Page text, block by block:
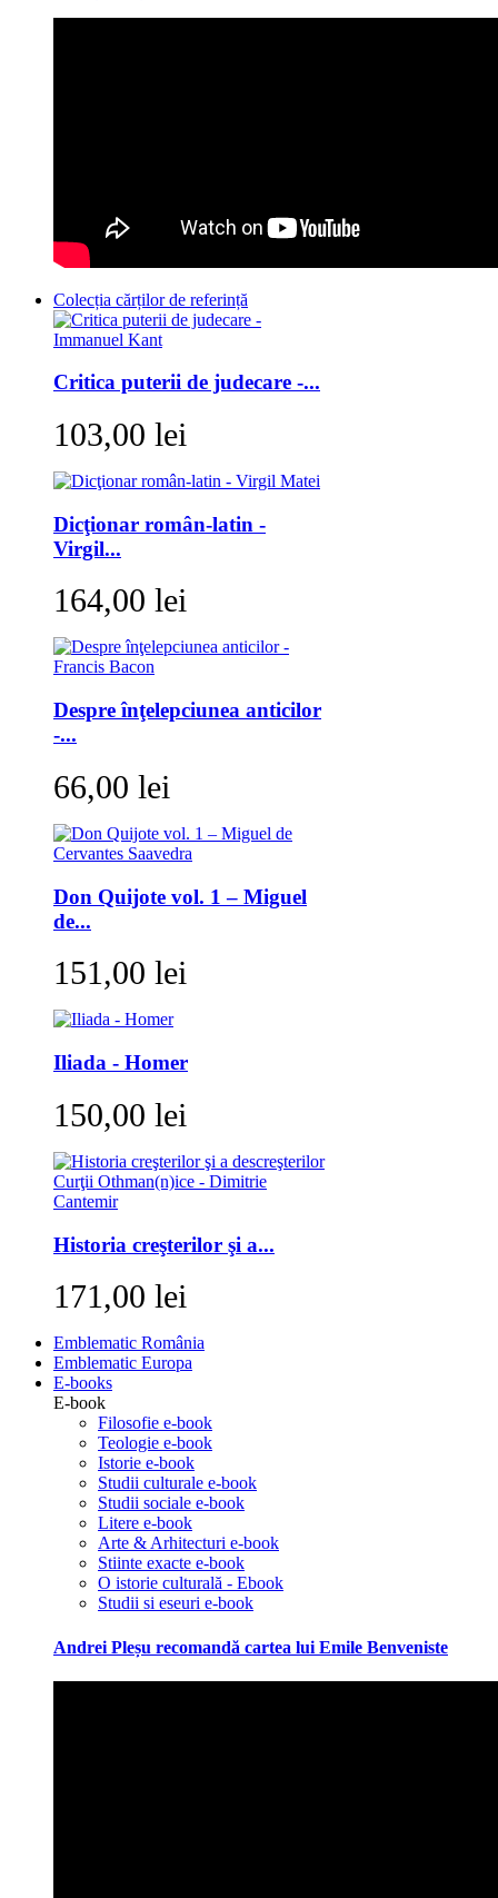
Colecția cărților de referință
Critica puterii de judecare -...
103,00 lei
Dicţionar român-latin -
Virgil...
164,00 lei
Despre înţelepciunea anticilor
-...
66,00 lei
Don Quijote vol. 1 – Miguel
de...
151,00 lei
Iliada - Homer
150,00 lei
Historia creşterilor şi a...
171,00 lei
Emblematic România
Emblematic Europa
E-books
E-book
Filosofie e-book
Teologie e-book
Istorie e-book
Studii culturale e-book
Studii sociale e-book
Litere e-book
Arte & Arhitecturi e-book
Stiinte exacte e-book
O istorie culturală - Ebook
Studii si eseuri e-book
Andrei Pleșu recomandă cartea lui Emile Benveniste